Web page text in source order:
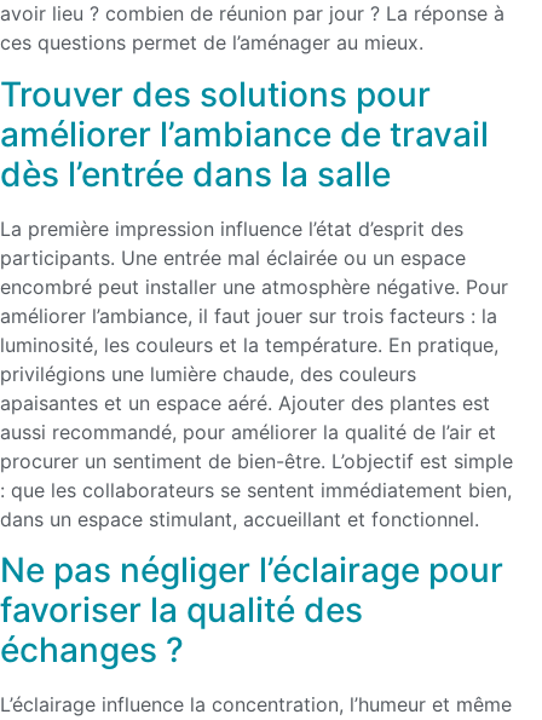
avoir lieu ? combien de réunion par jour ? La réponse à
ces questions permet de l’aménager au mieux.
Trouver des solutions pour
améliorer l’ambiance de travail
dès l’entrée dans la salle
La première impression influence l’état d’esprit des
participants. Une entrée mal éclairée ou un espace
encombré peut installer une atmosphère négative. Pour
améliorer l’ambiance, il faut jouer sur trois facteurs : la
luminosité, les couleurs et la température. En pratique,
privilégions une lumière chaude, des couleurs
apaisantes et un espace aéré. Ajouter des plantes est
aussi recommandé, pour améliorer la qualité de l’air et
procurer un sentiment de bien-être. L’objectif est simple
: que les collaborateurs se sentent immédiatement bien,
dans un espace stimulant, accueillant et fonctionnel.
Ne pas négliger l’éclairage pour
favoriser la qualité des
échanges ?
L’éclairage influence la concentration, l’humeur et même